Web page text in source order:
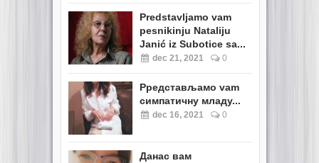
Predstavljamo vam
pesnikinju Nataliju
Janić iz Subotice sa...
dec 21, 2021 0
Pредстављамо vam
симпатичну младу...
dec 16, 2021 0
Данас вам